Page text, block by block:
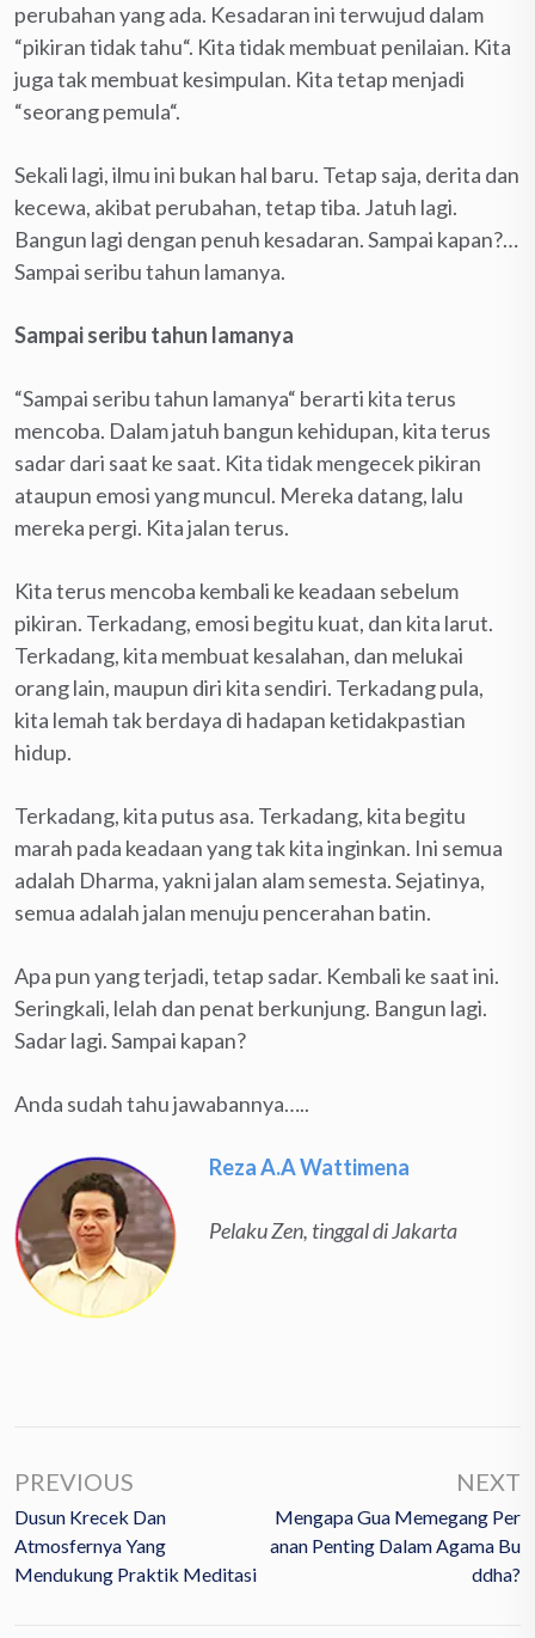
perubahan yang ada. Kesadaran ini terwujud dalam
“pikiran tidak tahu“. Kita tidak membuat penilaian. Kita
juga tak membuat kesimpulan. Kita tetap menjadi
“seorang pemula“.
Sekali lagi, ilmu ini bukan hal baru. Tetap saja, derita dan
kecewa, akibat perubahan, tetap tiba. Jatuh lagi.
Bangun lagi dengan penuh kesadaran. Sampai kapan?…
Sampai seribu tahun lamanya.
Sampai seribu tahun lamanya
“Sampai seribu tahun lamanya“ berarti kita terus
mencoba. Dalam jatuh bangun kehidupan, kita terus
sadar dari saat ke saat. Kita tidak mengecek pikiran
ataupun emosi yang muncul. Mereka datang, lalu
mereka pergi. Kita jalan terus.
Kita terus mencoba kembali ke keadaan sebelum
pikiran. Terkadang, emosi begitu kuat, dan kita larut.
Terkadang, kita membuat kesalahan, dan melukai
orang lain, maupun diri kita sendiri. Terkadang pula,
kita lemah tak berdaya di hadapan ketidakpastian
hidup.
Terkadang, kita putus asa. Terkadang, kita begitu
marah pada keadaan yang tak kita inginkan. Ini semua
adalah Dharma, yakni jalan alam semesta. Sejatinya,
semua adalah jalan menuju pencerahan batin.
Apa pun yang terjadi, tetap sadar. Kembali ke saat ini.
Seringkali, lelah dan penat berkunjung. Bangun lagi.
Sadar lagi. Sampai kapan?
Anda sudah tahu jawabannya…..
Reza A.A Wattimena
Pelaku Zen, tinggal di Jakarta
PREVIOUS
Dusun Krecek Dan
Atmosfernya Yang
Mendukung Praktik Meditasi
NEXT
Mengapa Gua Memegang Per
Anan Penting Dalam Agama Bu
Ddha?